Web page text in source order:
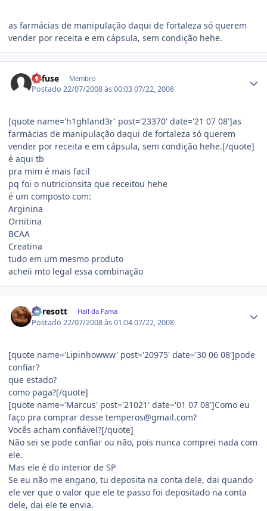
as farmácias de manipulação daqui de fortaleza só querem
vender por receita e em cápsula, sem condição hehe.
Refuse Membro
Postado22/07/2008 às 00:0307/22, 2008
[quote name='h1ghland3r' post='23370' date='21 07 08']as
farmácias de manipulação daqui de fortaleza só querem
vender por receita e em cápsula, sem condição hehe.[/quote]
é aqui tb
pra mim é mais facil
pq foi o nutricionsita que receitou hehe
é um composto com:
Arginina
Ornitina
BCAA
Creatina
tudo em um mesmo produto
acheii mto legal essa combinação
gpresott Hall da Fama
Postado22/07/2008 às 01:0407/22, 2008
[quote name='Lipinhowww' post='20975' date='30 06 08']pode
confiar?
que estado?
como paga?[/quote]
[quote name='Marcus' post='21021' date='01 07 08']Como eu
faço pra comprar desse temperos@gmail.com?
Vocês acham confiável?[/quote]
Não sei se pode confiar ou não, pois nunca comprei nada com
ele.
Mas ele é do interior de SP
Se eu não me engano, tu deposita na conta dele, dai quando
ele ver que o valor que ele te passo foi depositado na conta
dele, dai ele te envia.